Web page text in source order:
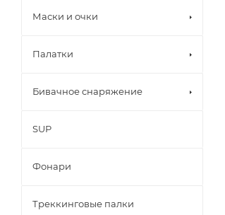
Маски и очки
Палатки
Бивачное снаряжение
SUP
Фонари
Треккинговые палки